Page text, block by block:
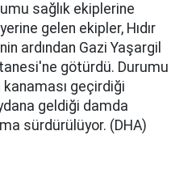
sağlık ekiplerine
gelen ekipler, Hıdır
ardından Gazi Yaşargil
götürdü. Durumu
kanaması geçirdiği
geldiği damda
sürdürülüyor. (DHA)